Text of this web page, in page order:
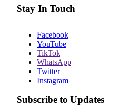
Stay In Touch
Facebook
YouTube
TikTok
WhatsApp
Twitter
Instagram
Subscribe to Updates